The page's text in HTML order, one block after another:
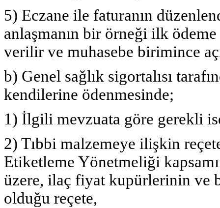
5) Eczane ile faturanın
anlaşmanın bir örneği ilk
verilir ve muhasebe birimince
b) Genel sağlık sigortalısı
kendilerine ödenmesinde;
1) İlgili mevzuata göre gerekli
2) Tıbbi malzemeye ilişkin
Etiketleme Yönetmeliği
üzere, ilaç fiyat kupürlerinin ve
olduğu reçete,